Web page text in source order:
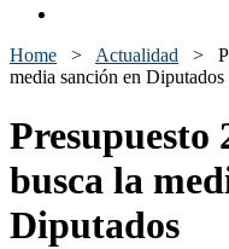
Home > Actualidad >
media sanción en Diputados
Presupuesto
busca la
Diputados